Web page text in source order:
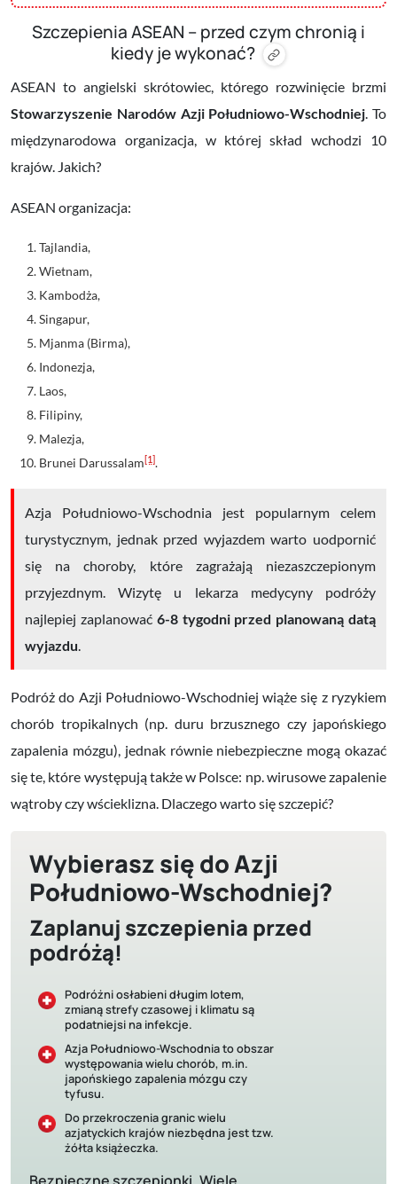
Szczepienia ASEAN – przed czym chronią i
kiedy je wykonać?
ASEAN to angielski skrótowiec, którego rozwinięcie brzmi
Stowarzyszenie Narodów Azji Południowo-Wschodniej. To
międzynarodowa organizacja, w której skład wchodzi 10
krajów. Jakich?
ASEAN organizacja:
Tajlandia,
Wietnam,
Kambodża,
Singapur,
Mjanma (Birma),
Indonezja,
Laos,
Filipiny,
Malezja,
Brunei Darussalam[1].
Azja Południowo-Wschodnia jest popularnym celem
turystycznym, jednak przed wyjazdem warto uodpornić
się na choroby, które zagrażają niezaszczepionym
przyjezdnym. Wizytę u lekarza medycyny podróży
najlepiej zaplanować 6-8 tygodni przed planowaną datą
wyjazdu.
Podróż do Azji Południowo-Wschodniej wiąże się z ryzykiem
chorób tropikalnych (np. duru brzusznego czy japońskiego
zapalenia mózgu), jednak równie niebezpieczne mogą okazać
się te, które występują także w Polsce: np. wirusowe zapalenie
wątroby czy wścieklizna. Dlaczego warto się szczepić?
Wybierasz się do Azji
Południowo-Wschodniej?
Zaplanuj szczepienia przed
podróżą!
Podróżni osłabieni długim lotem,
zmianą strefy czasowej i klimatu są
podatniejsi na infekcje.
Azja Południowo-Wschodnia to obszar
występowania wielu chorób, m.in.
japońskiego zapalenia mózgu czy
tyfusu.
Do przekroczenia granic wielu
azjatyckich krajów niezbędna jest tzw.
żółta książeczka.